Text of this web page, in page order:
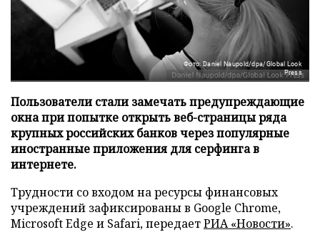
Фото: Daniel Naupold/dpa/Global Look
Press
Пользователи стали замечать предупреждающие
окна при попытке открыть веб-страницы ряда
крупных российских банков через популярные
иностранные приложения для серфинга в
интернете.
Трудности со входом на ресурсы финансовых
учреждений зафиксированы в Google Chrome,
Microsoft Edge и Safari, передаетРИА «Новости».